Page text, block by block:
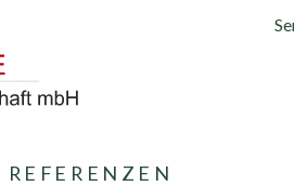
REFERENZEN